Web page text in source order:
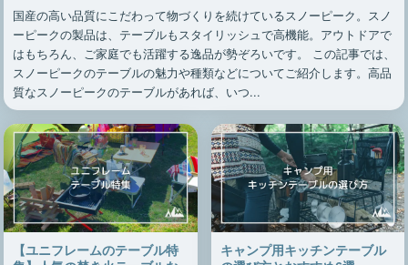
国産の高い品質にこだわって物づくりを続けているスノーピーク。スノ
ーピークの製品は、テーブルもスタイリッシュで高機能。アウトドアで
はもちろん、ご家庭でも活躍する逸品が勢ぞろいです。 この記事では、
スノーピークのテーブルの魅力や種類などについてご紹介します。高品
質なスノーピークのテーブルがあれば、いつ...
【ユニフレームのテーブル特
キャンプ用キッチンテーブル